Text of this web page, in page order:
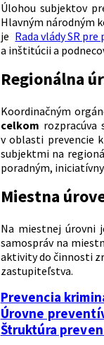
Úlohou subjektov
Hlavným národným
je Rada vlády SR
a inštitúcii a
Regionálna
Koordinačným
celkom
v oblasti prevencie
subjektmi na
poradným,
Miestna
Na miestnej úrovni
samospráv na
aktivity do činnosti
zastupiteľstva.
Prevencia
Úrovne
Štruktúra